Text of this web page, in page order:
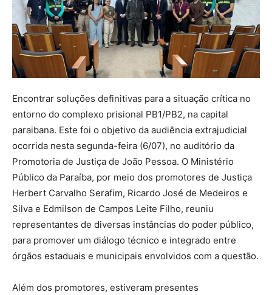
Encontrar soluções definitivas para a situação crítica no
entorno do complexo prisional PB1/PB2, na capital
paraibana. Este foi o objetivo da audiência extrajudicial
ocorrida nesta segunda-feira (6/07), no auditório da
Promotoria de Justiça de João Pessoa. O Ministério
Público da Paraíba, por meio dos promotores de Justiça
Herbert Carvalho Serafim, Ricardo José de Medeiros e
Silva e Edmilson de Campos Leite Filho, reuniu
representantes de diversas instâncias do poder público,
para promover um diálogo técnico e integrado entre
órgãos estaduais e municipais envolvidos com a questão.
Além dos promotores, estiveram presentes